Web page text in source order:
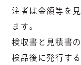
注者は金額等を
ます。
検収書と見積書
検品後に発行する